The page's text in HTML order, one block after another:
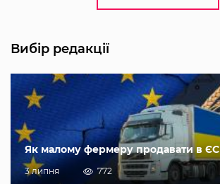
Вибір редакції
Як малому фермеру продавати в ЄС
3 липня 772